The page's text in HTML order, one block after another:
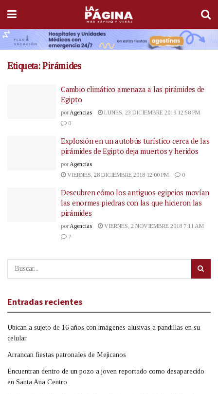
Etiqueta:Pirámides
Cambio climático amenaza a las pirámides de
Egipto
por Agencias
LUNES, 23 DICIEMBRE 2019 12:58 PM
0
Explosión en un autobús turístico cerca de las
pirámides de Egipto deja muertos y heridos
por Agencias
VIERNES, 28 DICIEMBRE 2018 12:00 PM
0
Descubren cómo los antiguos egipcios movían
las enormes piedras con las que hicieron las
pirámides
por Agencias
VIERNES, 2 NOVIEMBRE 2018 7:11 AM
7
Entradas recientes
Ubican a sujeto de 16 años con imágenes alusivas a pandillas en su
celular
Arrancan fiestas patronales de Mejicanos
Encuentran dentro de un pozo a joven reportado como desaparecido
en Santa Ana Centro